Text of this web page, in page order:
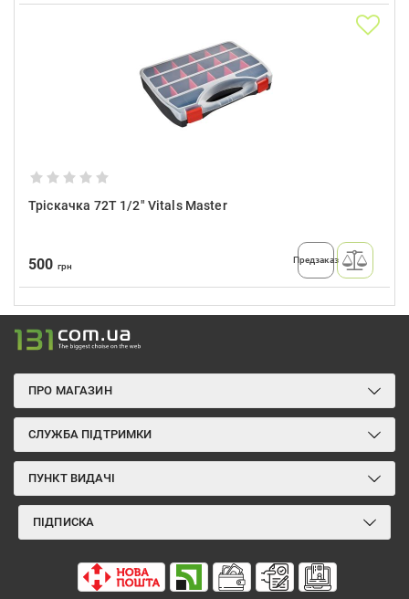
Тріскачка 72T 1/2″ Vitals Master
500 грн
Предзаказ
ПРО МАГАЗИН
СЛУЖБА ПІДТРИМКИ
ПУНКТ ВИДАЧІ
ПІДПИСКА